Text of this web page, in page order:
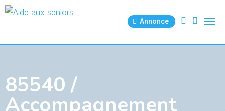
Skip
Annonce
85540 /
Accompagnement